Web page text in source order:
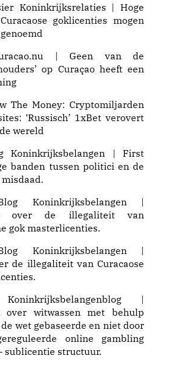
Koninkrijksrelaties | Hoge
goklicenties mogen
| Geen van de
op Curaçao heeft een
The Money: Cryptomiljarden
‘Russisch’ 1xBet verovert
wereld
Koninkrijksbelangen | First
banden tussen politici en de
Koninkrijksbelangen |
over de illegaliteit van
gok masterlicenties.
Koninkrijksbelangen |
de illegaliteit van Curacaose
Koninkrijksbelangenblog |
over witwassen met behulp
wet gebaseerde en niet door
online gambling
sublicentie structuur.